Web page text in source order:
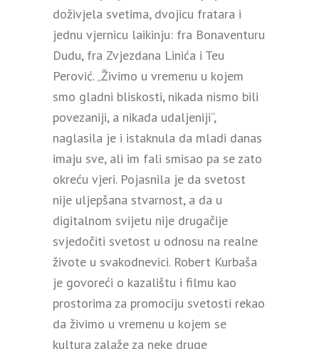
doživjela svetima, dvojicu fratara i
jednu vjernicu laikinju: fra Bonaventuru
Dudu, fra Zvjezdana Linića i Teu
Perović. „Živimo u vremenu u kojem
smo gladni bliskosti, nikada nismo bili
povezaniji, a nikada udaljeniji“,
naglasila je i istaknula da mladi danas
imaju sve, ali im fali smisao pa se zato
okreću vjeri. Pojasnila je da svetost
nije uljepšana stvarnost, a da u
digitalnom svijetu nije drugačije
svjedočiti svetost u odnosu na realne
živote u svakodnevici. Robert Kurbaša
je govoreći o kazalištu i filmu kao
prostorima za promociju svetosti rekao
da živimo u vremenu u kojem se
kultura zalaže za neke druge